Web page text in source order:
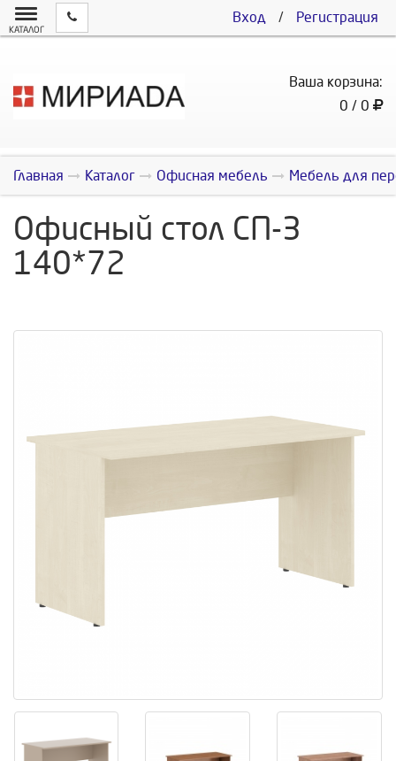
Вход / Регистрация
КАТАЛОГ
Ваша корзина:
0 / 0
Главная Каталог Офисная мебель Мебель для
Офисный стол СП-3
140*72